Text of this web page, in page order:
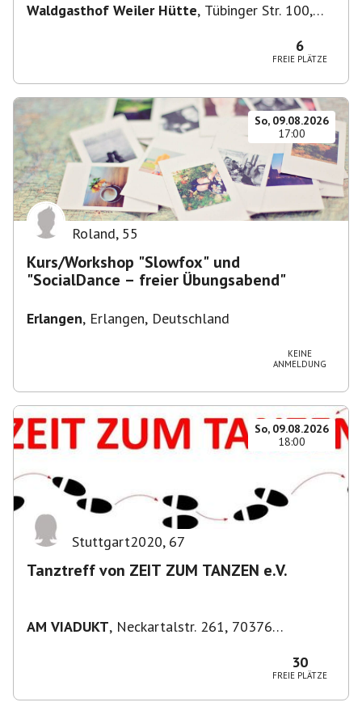
Waldgasthof Weiler Hütte, Tübinger Str. 100,
6
FREIE PLÄTZE
So, 09.08.2026
17:00
Roland, 55
Kurs/Workshop "Slowfox" und
"SocialDance – freier Übungsabend"
Erlangen, Erlangen, Deutschland
KEINE
ANMELDUNG
So, 09.08.2026
18:00
Stuttgart2020, 67
Tanztreff von ZEIT ZUM TANZEN e.V.
AM VIADUKT, Neckartalstr. 261, 70376
30
FREIE PLÄTZE